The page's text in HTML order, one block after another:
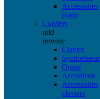
Accessoires
piano
Claviers
add
remove
Clavier
Synthetiseur
Orgue
Accordeon
Accessoires
claviers